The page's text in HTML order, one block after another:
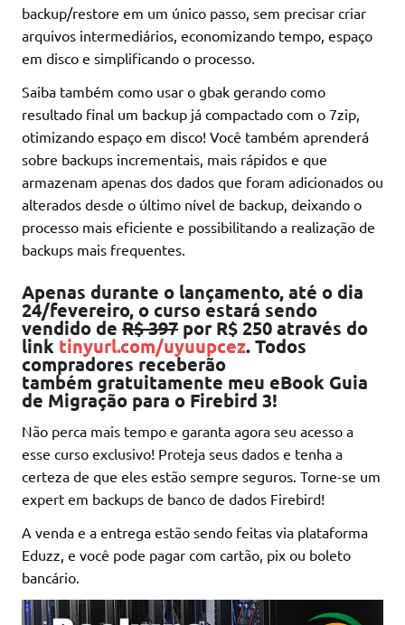
backup/restore em um único passo, sem precisar criar
arquivos intermediários, economizando tempo, espaço
em disco e simplificando o processo.
Saiba também como usar o gbak gerando como
resultado final um backup já compactado com o 7zip,
otimizando espaço em disco! Você também aprenderá
sobre backups incrementais, mais rápidos e que
armazenam apenas dos dados que foram adicionados ou
alterados desde o último nível de backup, deixando o
processo mais eficiente e possibilitando a realização de
backups mais frequentes.
Apenas durante o lançamento, até o dia
24/fevereiro, o curso estará sendo
vendido de R$ 397 por R$ 250 através do
link tinyurl.com/uyuupcez. Todos
compradores receberão
também gratuitamente meu eBook Guia
de Migração para o Firebird 3!
Não perca mais tempo e garanta agora seu acesso a
esse curso exclusivo! Proteja seus dados e tenha a
certeza de que eles estão sempre seguros. Torne-se um
expert em backups de banco de dados Firebird!
A venda e a entrega estão sendo feitas via plataforma
Eduzz, e você pode pagar com cartão, pix ou boleto
bancário.